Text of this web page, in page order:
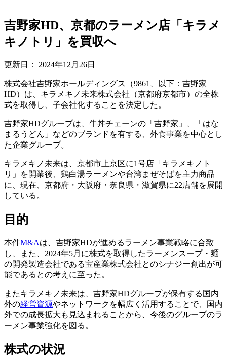
吉野家HD、京都のラーメン店「キラメ
キノトリ」を買収へ
更新日： 2024年12月26日
株式会社吉野家ホールディングス（9861、以下：吉野家
HD）は、キラメキノ未来株式会社（京都府京都市）の全株
式を取得し、子会社化することを決定した。
吉野家HDグループは、牛丼チェーンの「吉野家」、「はな
まるうどん」などのブランドを有する、外食事業を中心とし
た企業グループ。
キラメキノ未来は、京都市上京区に1号店「キラメキノト
リ」を開業後、鶏白湯ラーメンや台湾まぜそばを主力商品
に、現在、京都府・大阪府・奈良県・滋賀県に22店舗を展開
している。
目的
本件M&Aは、吉野家HDが進めるラーメン事業戦略に合致
し、また、2024年5月に株式を取得したラーメンスープ・麺
の開発製造会社である宝産業株式会社とのシナジー創出が可
能であるとの考えに至った。
またキラメキノ未来は、吉野家HDグループが保有する国内
外の経営資源やネットワークを幅広く活用することで、国内
外での成長拡大も見込まれることから、今後のグループのラ
ーメン事業強化を図る。
株式の状況